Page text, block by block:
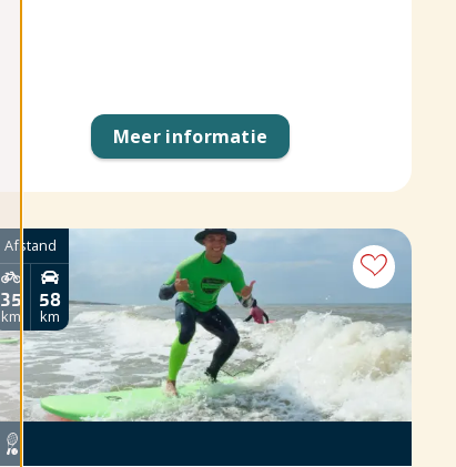
Afstand
58
km
35
km
Meer informatie